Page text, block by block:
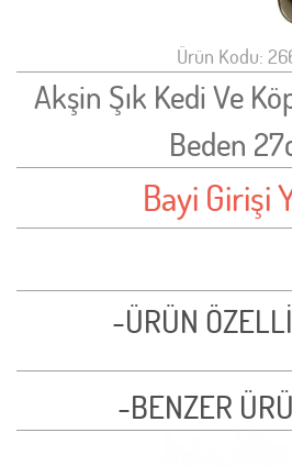
Ürün Kodu:
Akşin Şık Kedi Ve
Beden
Bayi Girişi
-ÜRÜN
-BENZER